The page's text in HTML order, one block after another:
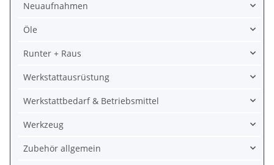
Neuaufnahmen
Öle
Runter + Raus
Werkstattausrüstung
Werkstattbedarf & Betriebsmittel
Werkzeug
Zubehör allgemein